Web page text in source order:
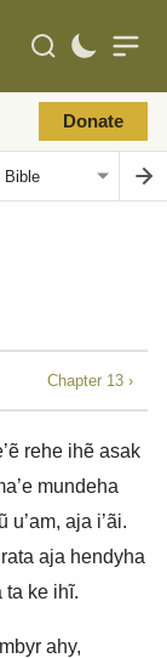
Donate
Chapter 13 ›
rehe ihẽ asak
mundeha
aja i’ãi.
aja hendyha
ta ke ihĩ.
ahy,